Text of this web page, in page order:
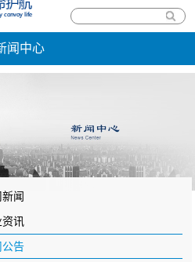
闻中心
闻
资讯
公告